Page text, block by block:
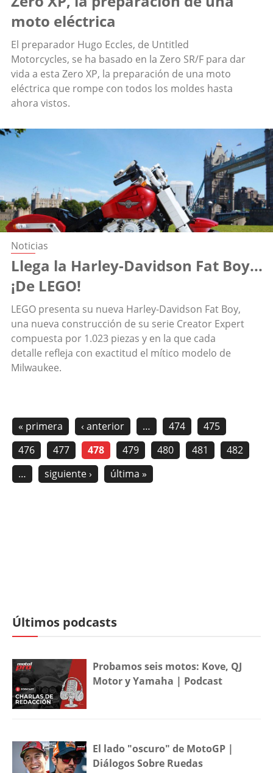
moto eléctrica
El preparador Hugo Eccles, de Untitled
Motorcycles, se ha basado en la Zero SR/F para dar
vida a esta Zero XP, la preparación de una moto
eléctrica que rompe con todos los moldes hasta
ahora vistos.
Noticias
Llega la Harley-Davidson Fat Boy...
¡De LEGO!
LEGO presenta su nueva Harley-Davidson Fat Boy,
una nueva construcción de su serie Creator Expert
compuesta por 1.023 piezas y en la que cada
detalle refleja con exactitud el mítico modelo de
Milwaukee.
« primera ‹ anterior … 474
475
476
477 478 479 480 481
482
…
siguiente › última »
Últimos podcasts
Probamos seis motos: Kove, QJ
Motor y Yamaha | Podcast
El lado "oscuro" de MotoGP |
Diálogos Sobre Ruedas